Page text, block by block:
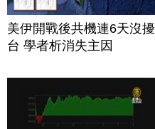
美伊開戰後共機連6天沒擾
台 學者析消失主因